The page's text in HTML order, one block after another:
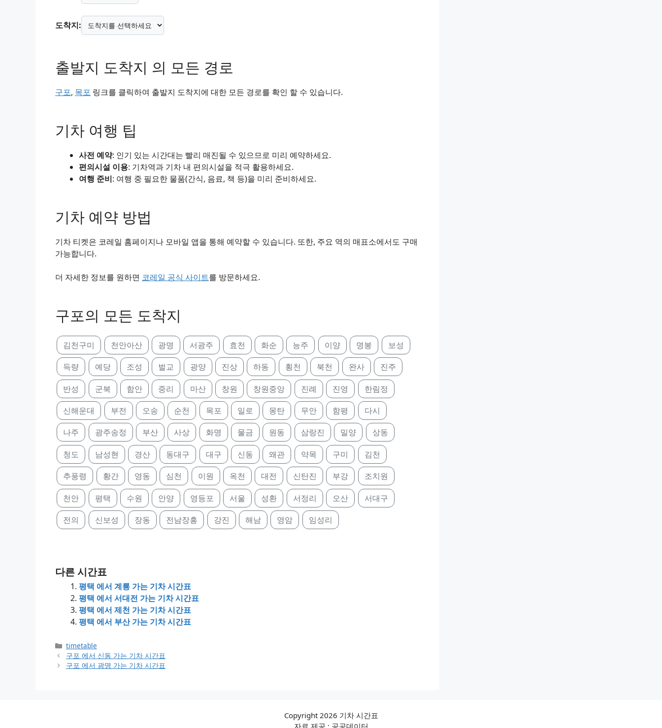
도착지:
출발지 도착지 의 모든 경로
구포, 목포 링크를 클릭하여 출발지 도착지에 대한 모든 경로를 확인 할 수 있습니다.
기차 여행 팁
사전 예약: 인기 있는 시간대는 빨리 매진될 수 있으므로 미리 예약하세요.
편의시설 이용: 기차역과 기차 내 편의시설을 적극 활용하세요.
여행 준비: 여행 중 필요한 물품(간식, 음료, 책 등)을 미리 준비하세요.
기차 예약 방법
기차 티켓은 코레일 홈페이지나 모바일 앱을 통해 예약할 수 있습니다. 또한, 주요 역의 매표소에서도 구매
가능합니다.
더 자세한 정보를 원하면 코레일 공식 사이트를 방문하세요.
구포의 모든 도착지
김천구미 천안아산 광명 서광주 효천 화순 능주 이양 명봉 보성
득량 예당 조성 벌교 광양 진상 하동 횡천 북천 완사 진주
반성 군북 함안 중리 마산 창원 창원중앙 진례 진영 한림정
신해운대 부전 오송 순천 목포 일로 몽탄 무안 함평 다시
나주 광주송정 부산 사상 화명 물금 원동 삼랑진 밀양 상동
청도 남성현 경산 동대구 대구 신동 왜관 약목 구미 김천
추풍령 황간 영동 심천 이원 옥천 대전 신탄진 부강 조치원
천안 평택 수원 안양 영등포 서울 성환 서정리 오산 서대구
전의 신보성 장동 전남장흥 강진 해남 영암 임성리
다른 시간표
평택 에서 계룡 가는 기차 시간표
평택 에서 서대전 가는 기차 시간표
평택 에서 제천 가는 기차 시간표
평택 에서 부산 가는 기차 시간표
Categories
timetable
구포 에서 신동 가는 기차 시간표
구포 에서 광명 가는 기차 시간표
Copyright 2026 기차 시간표